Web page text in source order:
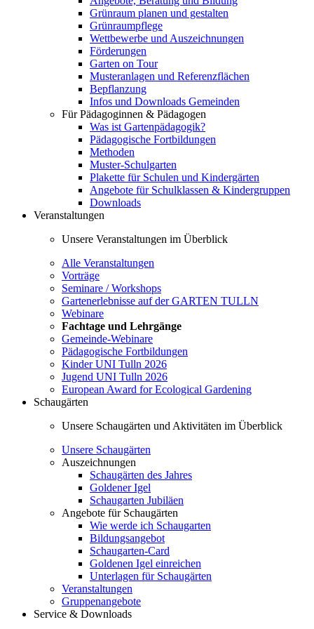
Grünraum planen und gestalten
Grünraumpflege
Wettbewerbe und Auszeichnungen
Förderungen
Garten on Tour
Musteranlagen und Referenzflächen
Bepflanzung
Infos und Downloads Gemeinden
Für Pädagoginnen & Pädagogen
Was ist Gartenpädagogik?
Pädagogische Fortbildungen
Methoden
Muster-Schulgarten
Plakette für Schulen und Kindergärten
Angebote für Schulklassen & Kindergruppen
Downloads
Veranstaltungen
Unsere Veranstaltungen im Überblick
Alle Veranstaltungen
Vorträge
Seminare / Workshops
Gartenerlebnisse auf der GARTEN TULLN
Webinare
Fachtage und Lehrgänge
Gemeinde-Webinare
Pädagogische Fortbildungen
Kinder UNI Tulln 2026
Jugend UNI Tulln 2026
European Award for Ecological Gardening
Schaugärten
Unsere Schaugärten und Aktivitäten im Überblick
Unsere Schaugärten
Auszeichnungen
Schaugärten des Jahres
Goldener Igel
Schaugarten Jubiläen
Angebote für Schaugärten
Wie werde ich Schaugarten
Bildungsangebot
Schaugarten-Card
Goldenen Igel einreichen
Unterlagen für Schaugärten
Veranstaltungen
Gruppenangebote
Service & Downloads